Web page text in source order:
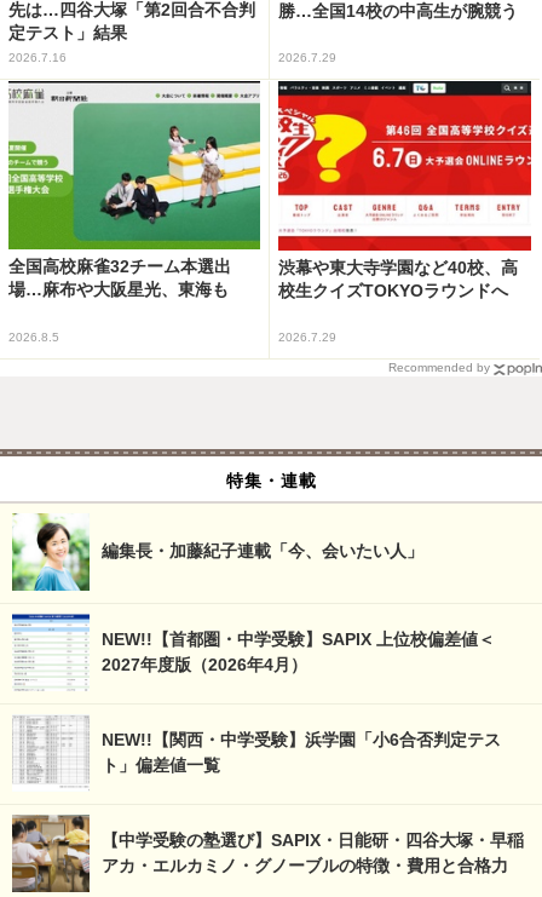
先は…四谷大塚「第2回合不合判
定テスト」結果
2026.7.16
勝…全国14校の中高生が腕競う
2026.7.29
全国高校麻雀32チーム本選出
場…麻布や大阪星光、東海も
2026.8.5
渋幕や東大寺学園など40校、高
校生クイズTOKYOラウンドへ
2026.7.29
Recommended by
特集・連載
編集長・加藤紀子連載「今、会いたい人」
NEW!!【首都圏・中学受験】SAPIX 上位校偏差値＜
2027年度版（2026年4月）
NEW!!【関西・中学受験】浜学園「小6合否判定テス
ト」偏差値一覧
【中学受験の塾選び】SAPIX・日能研・四谷大塚・早稲
アカ・エルカミノ・グノーブルの特徴・費用と合格力